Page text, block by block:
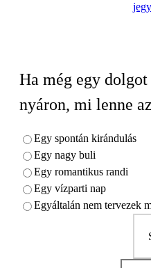
Ha még egy
nyáron, mi lenne
Egy spontán kirándulás
Egy nagy buli
Egy romantikus randi
Egy vízparti nap
Egyáltalán nem tervezek